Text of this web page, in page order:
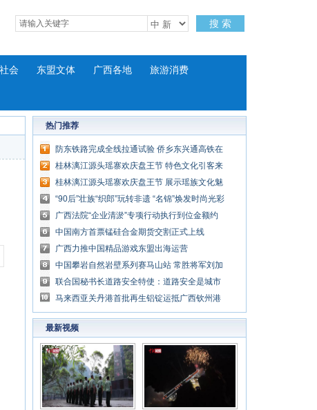
搜 索
会 东盟文体 广西各地 旅游消费
热门推荐
防东铁路完成全线拉通试验 侨乡东兴通高铁在
即
桂林漓江源头瑶寨欢庆盘王节 特色文化引客来
桂林漓江源头瑶寨欢庆盘王节 展示瑶族文化魅
力
“90后”壮族“织郎”玩转非遗 “名锦”焕发时尚光彩
广西法院“企业清淤”专项行动执行到位金额约
180亿元
中国南方首票锰硅合金期货交割正式上线
广西力推中国精品游戏东盟出海运营
中国攀岩自然岩壁系列赛马山站 常胜将军刘加
再夺冠
联合国秘书长道路安全特使：道路安全是城市
进步风向标
马来西亚关丹港首批再生铝锭运抵广西钦州港
最新视频